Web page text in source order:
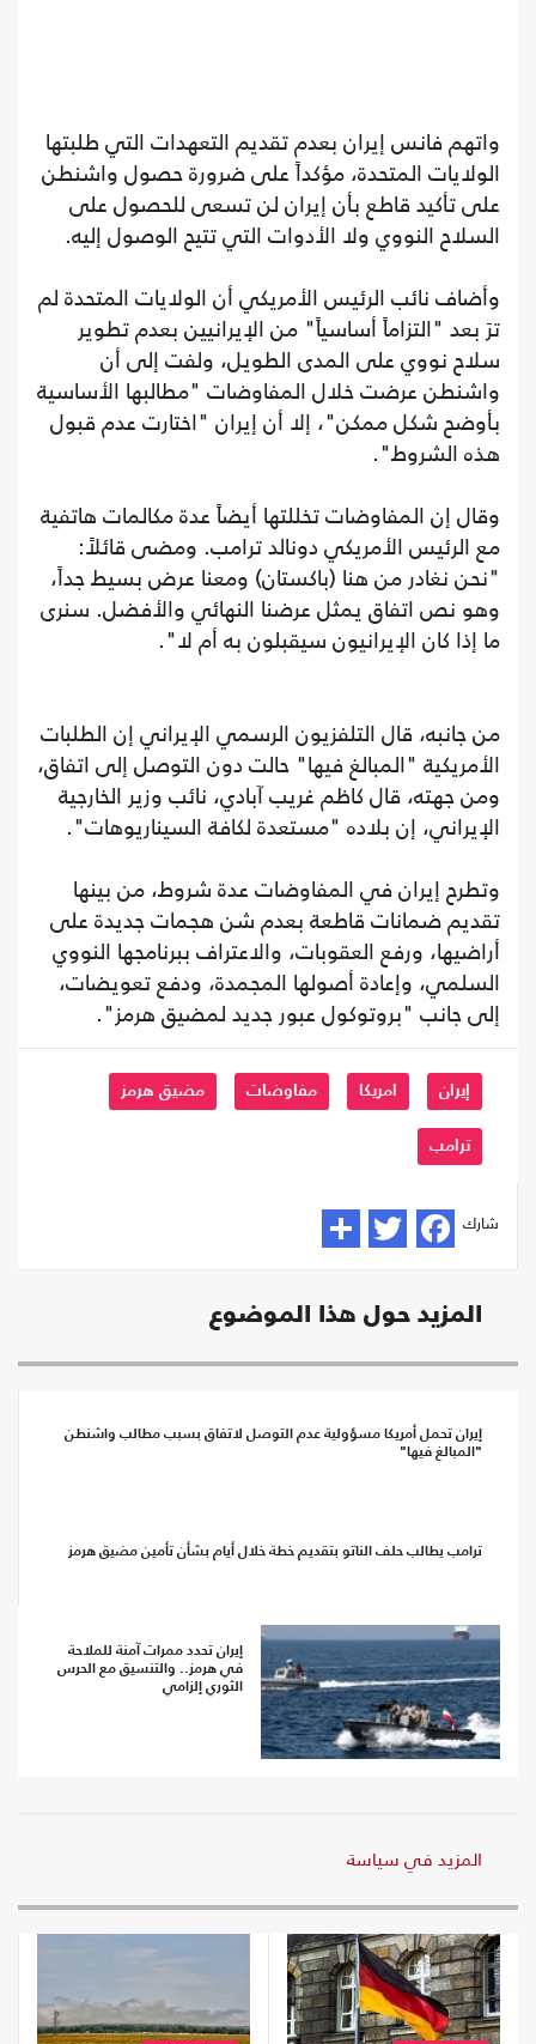
واتهم فانس إيران بعدم تقديم التعهدات التي طلبتها
الولايات المتحدة، مؤكداً على ضرورة حصول واشنطن
على تأكيد قاطع بأن إيران لن تسعى للحصول على
السلاح النووي ولا الأدوات التي تتيح الوصول إليه.
وأضاف نائب الرئيس الأمريكي أن الولايات المتحدة لم
ترَ بعد "التزاماً أساسياً" من الإيرانيين بعدم تطوير
سلاح نووي على المدى الطويل، ولفت إلى أن
واشنطن عرضت خلال المفاوضات "مطالبها الأساسية
بأوضح شكل ممكن"، إلا أن إيران "اختارت عدم قبول
هذه الشروط".
وقال إن المفاوضات تخللتها أيضاً عدة مكالمات هاتفية
مع الرئيس الأمريكي دونالد ترامب. ومضى قائلاً:
"نحن نغادر من هنا (باكستان) ومعنا عرض بسيط جداً،
وهو نص اتفاق يمثل عرضنا النهائي والأفضل. سنرى
ما إذا كان الإيرانيون سيقبلون به أم لا".
من جانبه، قال التلفزيون الرسمي الإيراني إن الطلبات
الأمريكية "المبالغ فيها" حالت دون التوصل إلى اتفاق،
ومن جهته، قال كاظم غريب آبادي، نائب وزير الخارجية
الإيراني، إن بلاده "مستعدة لكافة السيناريوهات".
وتطرح إيران في المفاوضات عدة شروط، من بينها
تقديم ضمانات قاطعة بعدم شن هجمات جديدة على
أراضيها، ورفع العقوبات، والاعتراف ببرنامجها النووي
السلمي، وإعادة أصولها المجمدة، ودفع تعويضات،
إلى جانب "بروتوكول عبور جديد لمضيق هرمز".
إيران امريكا مفاوضات مضيق هرمز
ترامب
شارك
المزيد حول هذا الموضوع
إيران تحمل أمريكا مسؤولية عدم التوصل لاتفاق بسبب مطالب واشنطن
"المبالغ فيها"
ترامب يطالب حلف الناتو بتقديم خطة خلال أيام بشأن تأمين مضيق هرمز
إيران تحدد ممرات آمنة للملاحة
في هرمز.. والتنسيق مع الحرس
الثوري إلزامي
المزيد في سياسة